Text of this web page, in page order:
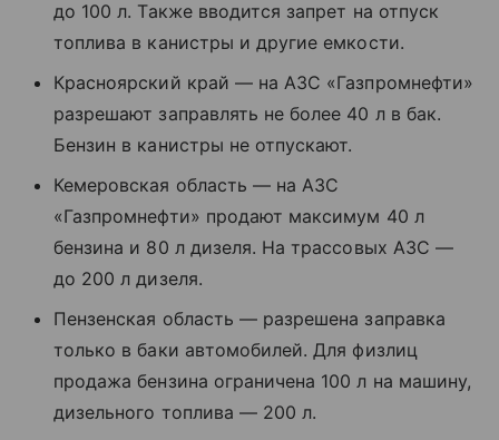
до 100 л. Также вводится запрет на отпуск
топлива в канистры и другие емкости.
Красноярский край — на АЗС «Газпромнефти»
разрешают заправлять не более 40 л в бак.
Бензин в канистры не отпускают.
Кемеровская область — на АЗС
«Газпромнефти» продают максимум 40 л
бензина и 80 л дизеля. На трассовых АЗС —
до 200 л дизеля.
Пензенская область — разрешена заправка
только в баки автомобилей. Для физлиц
продажа бензина ограничена 100 л на машину,
дизельного топлива — 200 л.